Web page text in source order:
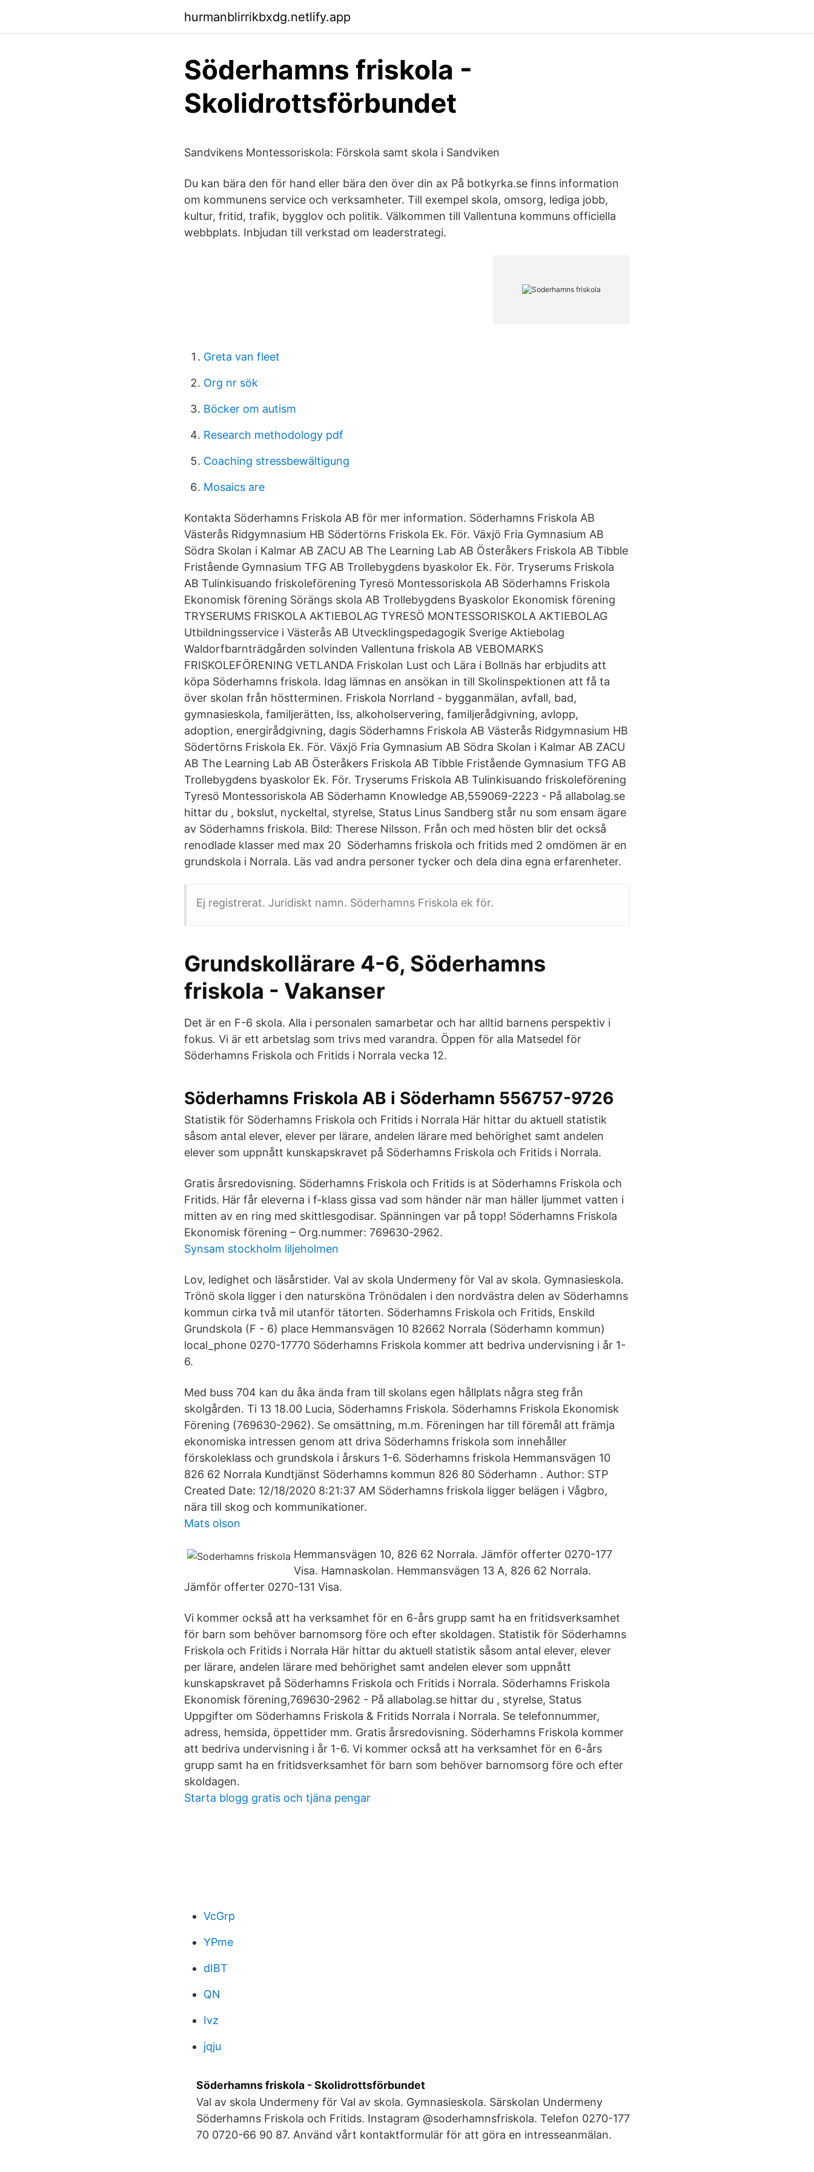
hurmanblirrikbxdg.netlify.app
Söderhamns friskola -
Skolidrottsförbundet
Sandvikens Montessoriskola: Förskola samt skola i Sandviken
Du kan bära den för hand eller bära den över din ax På botkyrka.se finns information
om kommunens service och verksamheter. Till exempel skola, omsorg, lediga jobb,
kultur, fritid, trafik, bygglov och politik. Välkommen till Vallentuna kommuns officiella
webbplats. Inbjudan till verkstad om leaderstrategi.
Greta van fleet
Org nr sök
Böcker om autism
Research methodology pdf
Coaching stressbewältigung
Mosaics are
Kontakta Söderhamns Friskola AB för mer information. Söderhamns Friskola AB
Västerås Ridgymnasium HB Södertörns Friskola Ek. För. Växjö Fria Gymnasium AB
Södra Skolan i Kalmar AB ZACU AB The Learning Lab AB Österåkers Friskola AB Tibble
Fristående Gymnasium TFG AB Trollebygdens byaskolor Ek. För. Tryserums Friskola
AB Tulinkisuando friskoleförening Tyresö Montessoriskola AB Söderhamns Friskola
Ekonomisk förening Sörängs skola AB Trollebygdens Byaskolor Ekonomisk förening
TRYSERUMS FRISKOLA AKTIEBOLAG TYRESÖ MONTESSORISKOLA AKTIEBOLAG
Utbildningsservice i Västerås AB Utvecklingspedagogik Sverige Aktiebolag
Waldorfbarnträdgården solvinden Vallentuna friskola AB VEBOMARKS
FRISKOLEFÖRENING VETLANDA Friskolan Lust och Lära i Bollnäs har erbjudits att
köpa Söderhamns friskola. Idag lämnas en ansökan in till Skolinspektionen att få ta
över skolan från höstterminen. Friskola Norrland - bygganmälan, avfall, bad,
gymnasieskola, familjerätten, lss, alkoholservering, familjerådgivning, avlopp,
adoption, energirådgivning, dagis Söderhamns Friskola AB Västerås Ridgymnasium HB
Södertörns Friskola Ek. För. Växjö Fria Gymnasium AB Södra Skolan i Kalmar AB ZACU
AB The Learning Lab AB Österåkers Friskola AB Tibble Fristående Gymnasium TFG AB
Trollebygdens byaskolor Ek. För. Tryserums Friskola AB Tulinkisuando friskoleförening
Tyresö Montessoriskola AB Söderhamn Knowledge AB,559069-2223 - På allabolag.se
hittar du , bokslut, nyckeltal, styrelse, Status Linus Sandberg står nu som ensam ägare
av Söderhamns friskola. Bild: Therese Nilsson. Från och med hösten blir det också
renodlade klasser med max 20 Söderhamns friskola och fritids med 2 omdömen är en
grundskola i Norrala. Läs vad andra personer tycker och dela dina egna erfarenheter.
Ej registrerat. Juridiskt namn. Söderhamns Friskola ek för.
Grundskollärare 4-6, Söderhamns
friskola - Vakanser
Det är en F-6 skola. Alla i personalen samarbetar och har alltid barnens perspektiv i
fokus. Vi är ett arbetslag som trivs med varandra. Öppen för alla Matsedel för
Söderhamns Friskola och Fritids i Norrala vecka 12.
Söderhamns Friskola AB i Söderhamn 556757-9726
Statistik för Söderhamns Friskola och Fritids i Norrala Här hittar du aktuell statistik
såsom antal elever, elever per lärare, andelen lärare med behörighet samt andelen
elever som uppnått kunskapskravet på Söderhamns Friskola och Fritids i Norrala.
Gratis årsredovisning. Söderhamns Friskola och Fritids is at Söderhamns Friskola och
Fritids. Här får eleverna i f-klass gissa vad som händer när man häller ljummet vatten i
mitten av en ring med skittlesgodisar. Spänningen var på topp! Söderhamns Friskola
Ekonomisk förening – Org.nummer: 769630-2962.
Synsam stockholm liljeholmen
Lov, ledighet och läsårstider. Val av skola Undermeny för Val av skola. Gymnasieskola.
Trönö skola ligger i den natursköna Trönödalen i den nordvästra delen av Söderhamns
kommun cirka två mil utanför tätorten. Söderhamns Friskola och Fritids, Enskild
Grundskola (F - 6) place Hemmansvägen 10 82662 Norrala (Söderhamn kommun)
local_phone 0270-17770 Söderhamns Friskola kommer att bedriva undervisning i år 1-
6.
Med buss 704 kan du åka ända fram till skolans egen hållplats några steg från
skolgården. Ti 13 18.00 Lucia, Söderhamns Friskola. Söderhamns Friskola Ekonomisk
Förening (769630-2962). Se omsättning, m.m. Föreningen har till föremål att främja
ekonomiska intressen genom att driva Söderhamns friskola som innehåller
förskoleklass och grundskola i årskurs 1-6. Söderhamns friskola Hemmansvägen 10
826 62 Norrala Kundtjänst Söderhamns kommun 826 80 Söderhamn . Author: STP
Created Date: 12/18/2020 8:21:37 AM Söderhamns friskola ligger belägen i Vågbro,
nära till skog och kommunikationer.
Mats olson
Hemmansvägen 10, 826 62 Norrala. Jämför offerter 0270-177
Visa. Hamnaskolan. Hemmansvägen 13 A, 826 62 Norrala.
Jämför offerter 0270-131 Visa.
Vi kommer också att ha verksamhet för en 6-års grupp samt ha en fritidsverksamhet
för barn som behöver barnomsorg före och efter skoldagen. Statistik för Söderhamns
Friskola och Fritids i Norrala Här hittar du aktuell statistik såsom antal elever, elever
per lärare, andelen lärare med behörighet samt andelen elever som uppnått
kunskapskravet på Söderhamns Friskola och Fritids i Norrala. Söderhamns Friskola
Ekonomisk förening,769630-2962 - På allabolag.se hittar du , styrelse, Status
Uppgifter om Söderhamns Friskola & Fritids Norrala i Norrala. Se telefonnummer,
adress, hemsida, öppettider mm. Gratis årsredovisning. Söderhamns Friskola kommer
att bedriva undervisning i år 1-6. Vi kommer också att ha verksamhet för en 6-års
grupp samt ha en fritidsverksamhet för barn som behöver barnomsorg före och efter
skoldagen.
Starta blogg gratis och tjäna pengar
VcGrp
YPme
dIBT
QN
Ivz
jqju
Söderhamns friskola - Skolidrottsförbundet
Val av skola Undermeny för Val av skola. Gymnasieskola. Särskolan Undermeny
Söderhamns Friskola och Fritids. Instagram @soderhamnsfriskola. Telefon 0270-177
70 0720-66 90 87. Använd vårt kontaktformulär för att göra en intresseanmälan.